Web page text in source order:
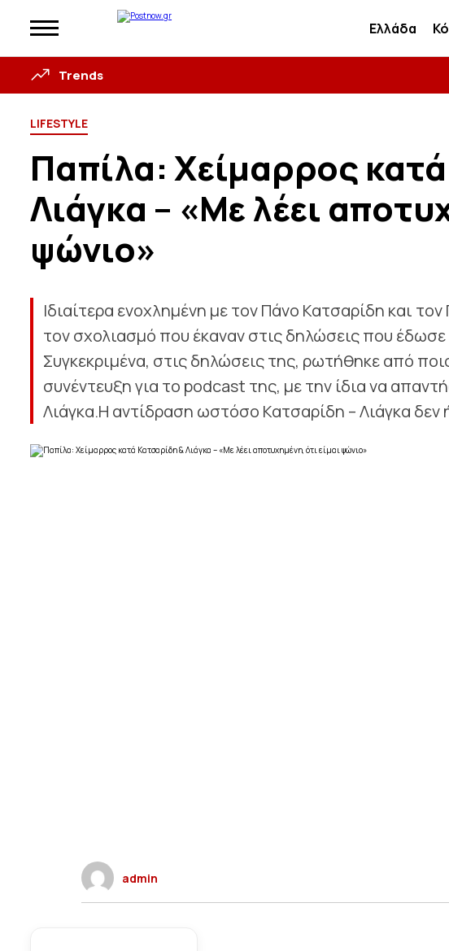
Ελλάδα
Trends
LIFESTYLE
Παπίλα: Χείμαρρος
Λιάγκα – «Με λέει
ψώνιο»
Ιδιαίτερα ενοχλημένη με τον Πάνο Κατσαρίδη και
τον σχολιασμό που έκαναν στις δηλώσεις που
Συγκεκριμένα, στις δηλώσεις της, ρωτήθηκε από
συνέντευξη για το podcast της, με την ίδια να
Λιάγκα.Η αντίδραση ωστόσο Κατσαρίδη – Λιάγκα δεν
admin